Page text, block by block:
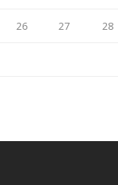
26 27 28